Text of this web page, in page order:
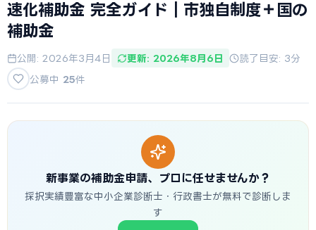
速化補助金 完全ガイド｜市独自制度＋国の
補助金
公開: 2026年3月4日 更新: 2026年8月6日
読了目安: 3分
公募中 25件
新事業の補助金申請、プロに任せませんか？
採択実績豊富な中小企業診断士・行政書士が無料で診断しま
す